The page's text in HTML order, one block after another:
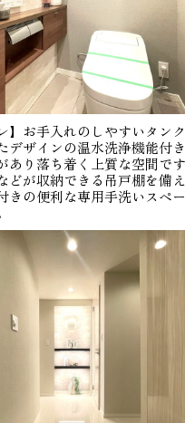
お手入れのしやすいタンク
デザインの温水洗浄機能付
あり落ち着く上質な空間で
どが収納できる吊戸棚を備え
きの便利な専用手洗いスペ